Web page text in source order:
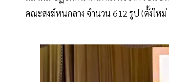
คณะสงฆ์หนกลาง จำนวน 612 รูป (ตั้งให